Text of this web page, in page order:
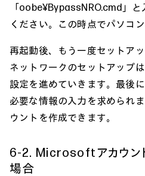
「oobe¥BypassNRO.cmd」
ください。この時点でパソコ
再起動後、もう一度セットア
ネットワークのセットアップ
設定を進めていきます。最後
必要な情報の入力を求められ
ウントを作成できます。
6-2. Microsoftアカウン
場合